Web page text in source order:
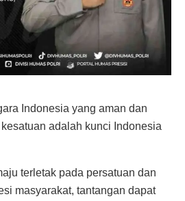
Indonesia yang aman dan
adalah kunci Indonesia
terletak pada persatuan dan
masyarakat, tantangan dapat